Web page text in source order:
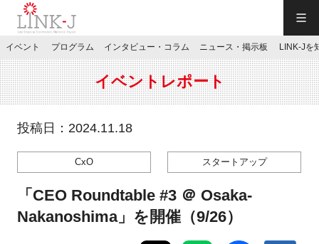
JP／EN
特別会員専用メニュー
施設ご予約
イベント プログラム インタビュー・コラム ニュース・掲示板 LINK-Jを
イベントレポート
投稿日：2024.11.18
CxO スタートアップ
「CEO Roundtable #3 ＠ Osaka-
Nakanoshima」を開催（9/26）